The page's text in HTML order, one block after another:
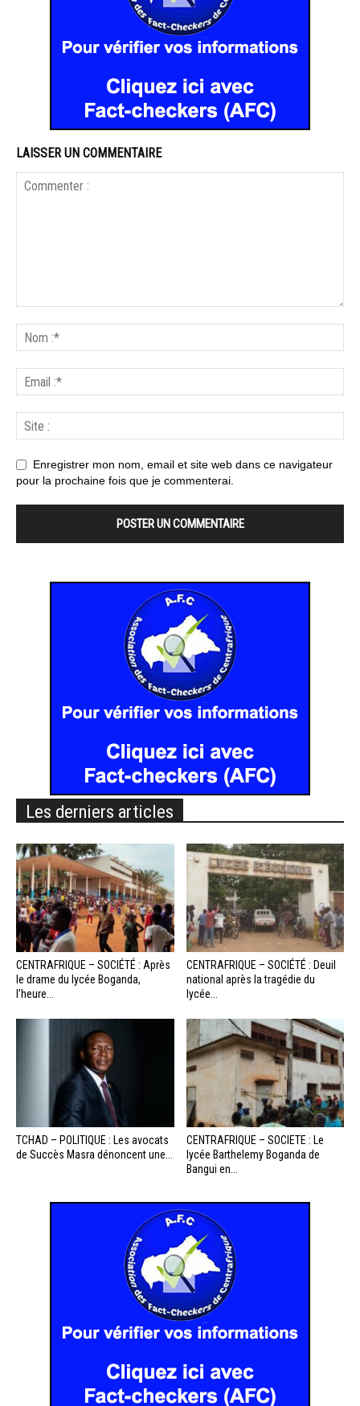
LAISSER UN COMMENTAIRE
Enregistrer mon nom, email et site web dans ce navigateur
pour la prochaine fois que je commenterai.
Les derniers articles
CENTRAFRIQUE – SOCIÉTÉ : Après
le drame du lycée Boganda,
l’heure...
CENTRAFRIQUE – SOCIÉTÉ : Deuil
national après la tragédie du
lycée...
TCHAD – POLITIQUE : Les avocats
de Succès Masra dénoncent une...
CENTRAFRIQUE – SOCIETE : Le
lycée Barthelemy Boganda de
Bangui en...